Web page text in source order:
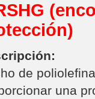
de
una